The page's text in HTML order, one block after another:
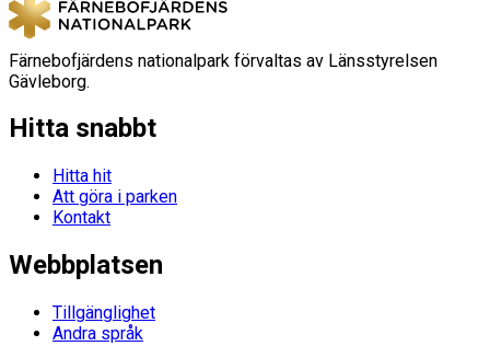
Färnebofjärdens nationalpark förvaltas av Länsstyrelsen
Gävleborg.
Hitta snabbt
Hitta hit
Att göra i parken
Kontakt
Webbplatsen
Tillgänglighet
Andra språk